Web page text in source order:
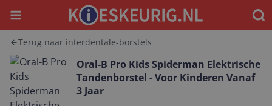
Menu
Terug naar interdentale-borstels
Oral-B Pro Kids Spiderman Elektrische
Tandenborstel - Voor Kinderen Vanaf
3 Jaar